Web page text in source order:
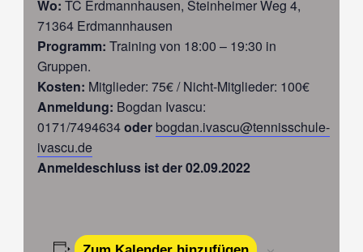
Wo: TC Erdmannhausen, Steinheimer Weg 4,
71364 Erdmannhausen
Programm: Training von 18:00 – 19:30 in
Gruppen.
Kosten: Mitglieder: 75€ / Nicht-Mitglieder: 100€
Anmeldung: Bogdan Ivascu:
0171/7494634oder bogdan.ivascu@tennisschule-
ivascu.de
Anmeldeschluss ist der 02.09.2022